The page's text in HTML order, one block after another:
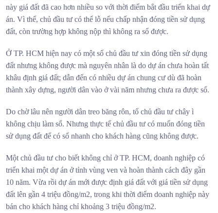
này giá đất đã cao hơn nhiều so với thời điểm bắt đầu triển khai dự
án. Vì thế, chủ đầu tư có thể lỗ nếu chấp nhận đóng tiền sử dụng
đất, còn trường hợp không nộp thì không ra sổ được.
Ở TP. HCM hiện nay có một số chủ đầu tư xin đóng tiền sử dụng
đất nhưng không được mà nguyên nhân là do dự án chưa hoàn tất
khâu định giá đất; dẫn đến có nhiều dự án chung cư dù đã hoàn
thành xây dựng, người dân vào ở vài năm nhưng chưa ra được sổ.
Do chờ lâu nên người dân treo băng rôn, tố chủ đầu tư chây ì
không chịu làm sổ. Nhưng thực tế chủ đầu tư có muốn đóng tiền
sử dụng đất để có sổ nhanh cho khách hàng cũng không được.
Một chủ đầu tư cho biết không chỉ ở TP. HCM, doanh nghiệp có
triển khai một dự án ở tỉnh vùng ven và hoàn thành cách đây gần
10 năm. Vừa rồi dự án mới được định giá đất với giá tiền sử dụng
đất lên gần 4 triệu đồng/m2, trong khi thời điểm doanh nghiệp này
bán cho khách hàng chỉ khoảng 3 triệu đồng/m2.